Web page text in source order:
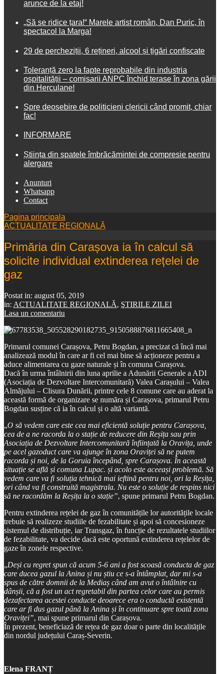
arunce de la etaj!
„Să se ridice țara!“ Marele artist român, Dan Puric, în
spectacol la Marga!
29 de percheziții, 6 rețineri, alcool și țigări confiscate
Toleranță zero la fapte reprobabile din industria
ospitalității – comisarii ANPC închid terase în zona gării
din Herculane!
Spre deosebire de politicieni clericii când promit, chiar
fac!
INFORMARE
Știința din spatele îmbrăcămintei de compresie pentru
alergare
Anunturi
Whatsapp
Contact
Pagina principala
ACTUALITATE REGIONALĂ
Primăria din Carașova ia în calcul să
solicite individual extinderea rețelei de
gaz
Postat in: august 05, 2019
in: ACTUALITATE REGIONALĂ, ŞTIRILE ZILEI
Lasa un comentariu
Primarul comunei Carașova, Petru Bogdan, a precizat că încă mai
analizează modul în care ar fi cel mai bine să acționeze pentru a
aduce alimentarea cu gaze naturale și în comuna Carașova.
Dacă în urma întâlnirii din luna aprilie a Adunării Generale a ADI
(Asociația de Dezvoltare Intercomunitară) Valea Carașului – Valea
Almăjului – Clisura Dunării, printre cele 8 comune care au aderat la
această formă de organizare se număra și Carașova, primarul Petru
Bogdan susține că ia în calcul și o altă variantă.
„O să vedem care este cea mai eficientă soluție pentru Carașova,
cea de a ne racorda la o stație de reducere din Reșița sau prin
Asociația de Dezvoltare Intercomunitară înființată la Oravița, unde
pe acel gazoduct care va ajunge în zona Oraviței să ne putem
racorda și noi, de la Goruia începând, spre Carașova. În această
situație se află și comuna Lupac. și acolo este aceeași problemă. Să
vedem care va fi soluția tehnică mai ieftină pentru noi, ori la Reșița,
ori când va fi construită magistrala. Nu este o soluție de respins nici
să ne racordăm la Reșița la o stație”, spune primarul Petru Bogdan.
Pentru extinderea rețelei de gaz în comunitățile lor autoritățile locale
trebuie să realizeze studiile de fezabilitate și apoi să concesioneze
sistemul de distribuție, iar Transgaz, în funcție de rezultatele studiilor
de fezabilitate, va decide dacă este oportună extinderea rețelelor de
gaze în zonele respective.
„Deși cu regret spun că acum 5-6 ani a fost scoasă conducta de gaz
care ducea gazul la Anina și nu știu ce s-a întâmplat, dar mi s-a
spus de către domnii de la Mediaș când am avut o întâlnire cu
dânșii, că a fost un act regretabil din partea celor care au permis
dezafectarea acestei conducte deoarece era o conductă existentă
care ar fi dus gazul până la Anina și în continuare spre toată zona
Oraviței”, mai spune primarul din Carașova.
În prezent, beneficiază de rețea de gaz doar o parte din localitățile
din nordul județului Caraș-Severin.
Elena FRANȚ